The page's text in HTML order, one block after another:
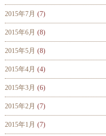
2015年7月 (7)
2015年6月 (8)
2015年5月 (8)
2015年4月 (4)
2015年3月 (6)
2015年2月 (7)
2015年1月 (7)